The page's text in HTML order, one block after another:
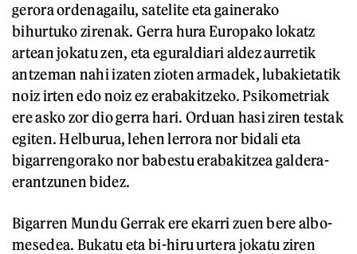
gerora ordenagailu, satelite eta gainerako
bihurtuko zirenak. Gerra hura Europako lokatz
artean jokatu zen, eta eguraldiari aldez aurretik
antzeman nahi izaten zioten armadek, lubakietatik
noiz irten edo noiz ez erabakitzeko. Psikometriak
ere asko zor dio gerra hari. Orduan hasi ziren testak
egiten. Helburua, lehen lerrora nor bidali eta
bigarrengorako nor babestu erabakitzea galdera-
erantzunen bidez.
Bigarren Mundu Gerrak ere ekarri zuen bere albo-
mesedea. Bukatu eta bi-hiru urtera jokatu ziren